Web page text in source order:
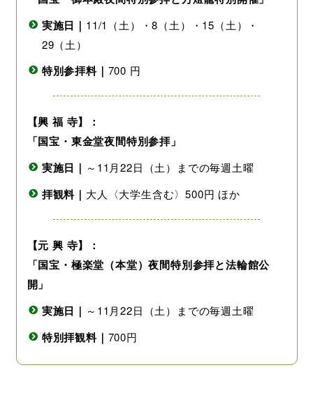
実施日｜ 11/1（土）・8（土）・15（土）・
29（土）
特別参拝料｜ 700 円
【興 福 寺】：
「国宝・東金堂夜間特別参拝」
実施日｜ ～11月22日（土）までの毎週土曜
拝観料｜ 大人〈大学生含む〉500円 ほか
【元 興 寺】：
「国宝・極楽堂（本堂）夜間特別参拝と法輪館公
開」
実施日｜ ～11月22日（土）までの毎週土曜
特別拝観料｜ 700円